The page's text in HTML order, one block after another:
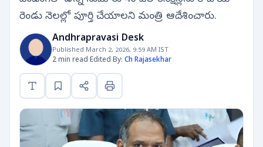
రెండు నెలల్లో పూర్తి చేయాలని మంత్రి ఆదేశించారు.
Andhrapravasi Desk
Published March 2, 2026, 9:59 AM IST
2 min read·Edited By: Ch Rajasekhar